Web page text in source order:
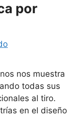
por
nos muestra
todas sus
al tiro.
en el diseño